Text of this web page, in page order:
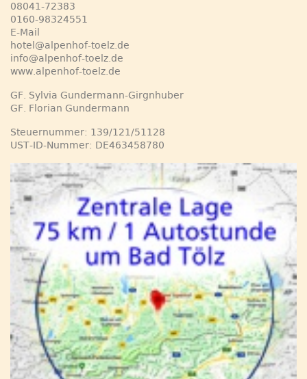
08041-72383
0160-98324551
E-Mail
hotel@alpenhof-toelz.de
info@alpenhof-toelz.de
www.alpenhof-toelz.de
GF. Sylvia Gundermann-Girgnhuber
GF. Florian Gundermann
Steuernummer: 139/121/51128
UST-ID-Nummer: DE463458780